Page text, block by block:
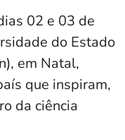
02 e 03 de
do Estado
em Natal,
que inspiram,
da ciência